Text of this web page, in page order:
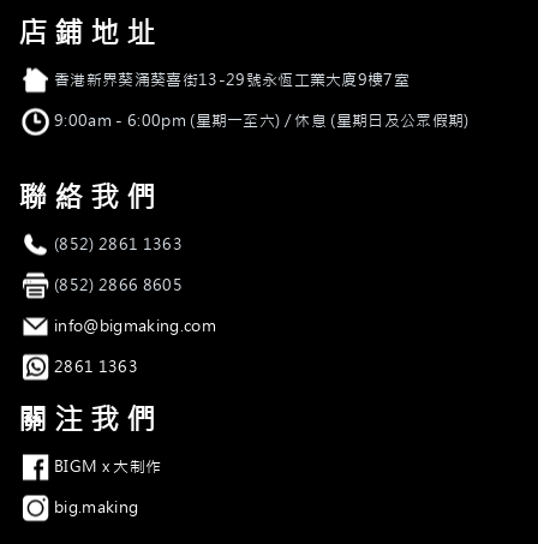
店鋪地址
店舖地址香港新界葵涌葵喜街13-29號永恆工業大廈9樓7室
營業時間9:00am - 6:00pm (星期一至六) / 休息 (星期日及公眾假期)
聯絡我們
電話 (852) 2861 1363
傳真 (852) 2866 8605
電郵 info@bigmaking.com
Whatsapp
2861 1363
關注我們
Facebook
BIGM x 大制作
Instagram
big.making